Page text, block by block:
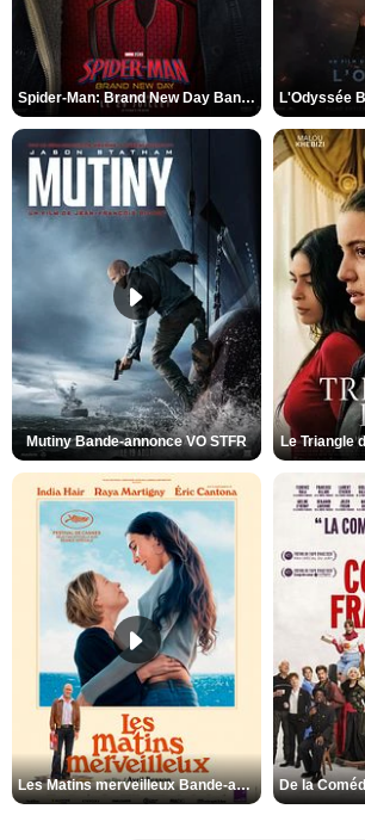
Spider-Man: Brand New Day Bande-annonce VO STFR
Mutiny Bande-annonce VO STFR Le Triangle
Les Matins merveilleux Bande-annonce VF